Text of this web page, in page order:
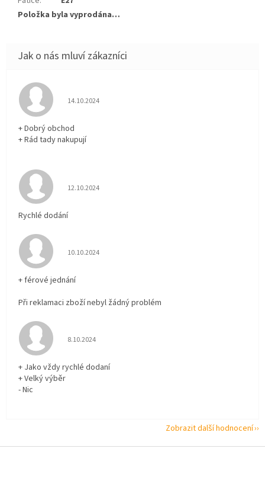
Položka byla vyprodána…
Hodnocení obchodu je 5 z 5 hvězdiček.
14.10.2024
+ Dobrý obchod
+ Rád tady nakupují
Hodnocení obchodu je 5 z 5 hvězdiček.
12.10.2024
Rychlé dodání
Hodnocení obchodu je 5 z 5 hvězdiček.
10.10.2024
+ férové jednání
Při reklamaci zboží nebyl žádný problém
Hodnocení obchodu je 5 z 5 hvězdiček.
8.10.2024
+ Jako vždy rychlé dodaní
+ Velký výběr
- Nic
Zobrazit další hodnocení